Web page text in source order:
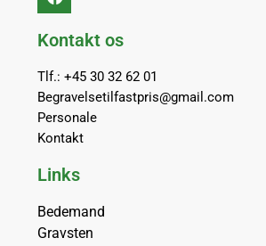
Kontakt os
Tlf.: +45 30 32 62 01
Begravelsetilfastpris@gmail.com
Personale
Kontakt
Links
Bedemand
Gravsten